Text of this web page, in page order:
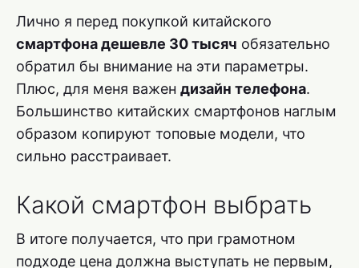
Лично я перед покупкой китайского
смартфона дешевле 30 тысяч обязательно
обратил бы внимание на эти параметры.
Плюс, для меня важен дизайн телефона.
Большинство китайских смартфонов наглым
образом копируют топовые модели, что
сильно расстраивает.
Какой смартфон выбрать
В итоге получается, что при грамотном
подходе цена должна выступать не первым,